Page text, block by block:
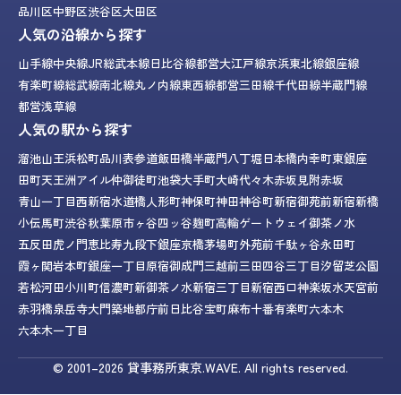
品川区中野区渋谷区大田区
人気の沿線から探す
山手線中央線JR総武本線日比谷線都営大江戸線京浜東北線銀座線
有楽町線総武線南北線丸ノ内線東西線都営三田線千代田線半蔵門線
都営浅草線
人気の駅から探す
溜池山王浜松町品川表参道飯田橋半蔵門八丁堀日本橋内幸町東銀座
田町天王洲アイル仲御徒町池袋大手町大崎代々木赤坂見附赤坂
青山一丁目西新宿水道橋人形町神保町神田神谷町新宿御苑前新宿新橋
小伝馬町渋谷秋葉原市ヶ谷四ッ谷麹町高輪ゲートウェイ御茶ノ水
五反田虎ノ門恵比寿九段下銀座京橋茅場町外苑前千駄ヶ谷永田町
霞ヶ関岩本町銀座一丁目原宿御成門三越前三田四谷三丁目汐留芝公園
若松河田小川町信濃町新御茶ノ水新宿三丁目新宿西口神楽坂水天宮前
赤羽橋泉岳寺大門築地都庁前日比谷宝町麻布十番有楽町六本木
六本木一丁目
© 2001–2026 貸事務所東京.WAVE. All rights reserved.